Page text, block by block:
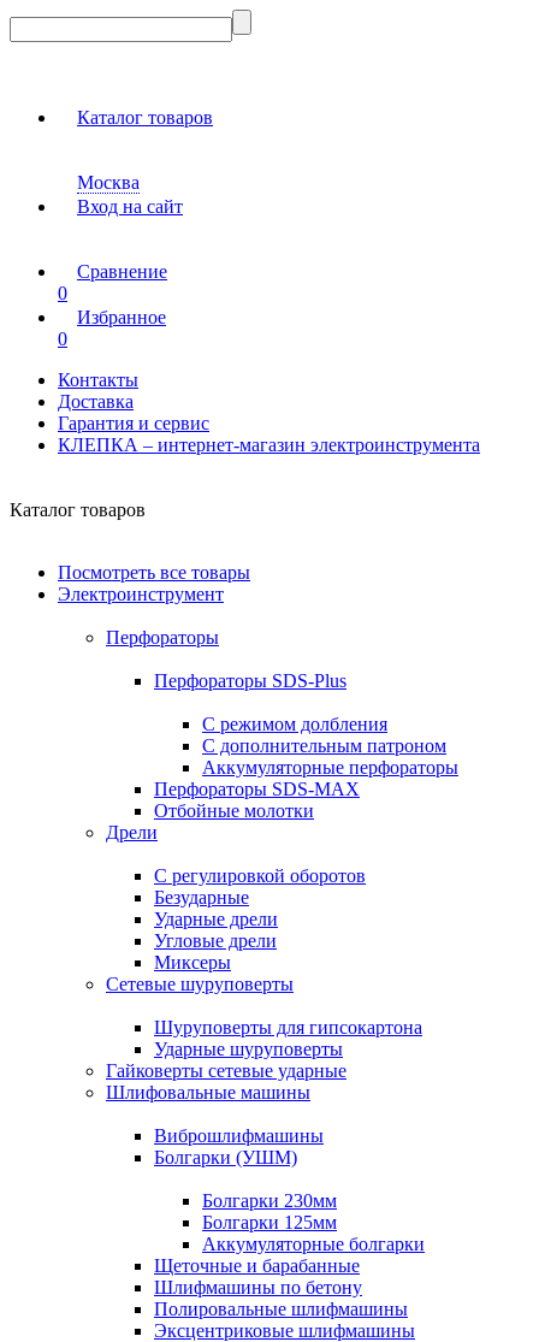
Каталог товаров
Москва
Вход на сайт
Сравнение
0
Избранное
0
Контакты
Доставка
Гарантия и сервис
КЛЕПКА – интернет-магазин электроинструмента
Каталог товаров
Посмотреть все товары
Электроинструмент
Перфораторы
Перфораторы SDS-Plus
С режимом долбления
С дополнительным патроном
Аккумуляторные перфораторы
Перфораторы SDS-MAX
Отбойные молотки
Дрели
С регулировкой оборотов
Безударные
Ударные дрели
Угловые дрели
Миксеры
Сетевые шуруповерты
Шуруповерты для гипсокартона
Ударные шуруповерты
Гайковерты сетевые ударные
Шлифовальные машины
Виброшлифмашины
Болгарки (УШМ)
Болгарки 230мм
Болгарки 125мм
Аккумуляторные болгарки
Щеточные и барабанные
Шлифмашины по бетону
Полировальные шлифмашины
Эксцентриковые шлифмашины